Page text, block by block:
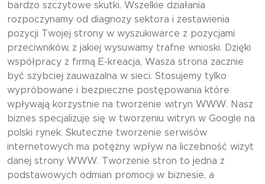
bardzo szczytowe skutki. Wszelkie działania
rozpoczynamy od diagnozy sektora i zestawienia
pozycji Twojej strony w wyszukiwarce z pozycjami
przeciwników, z jakiej wysuwamy trafne wnioski. Dzięki
współpracy z firmą E-kreacja, Wasza strona zacznie
być szybciej zauważalna w sieci. Stosujemy tylko
wypróbowane i bezpieczne postępowania które
wpływają korzystnie na tworzenie witryn WWW. Nasz
biznes specjalizuje się w tworzeniu witryn w Google na
polski rynek. Skuteczne tworzenie serwisów
internetowych ma potężny wpływ na liczebność wizyt
danej strony WWW. Tworzenie stron to jedna z
podstawowych odmian promocji w biznesie, a